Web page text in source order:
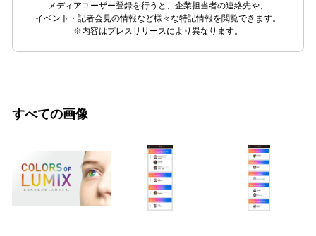
メディアユーザー登録を行うと、企業担当者の連絡先や、
イベント・記者会見の情報など様々な特記情報を閲覧できます。
※内容はプレスリリースにより異なります。
すべての画像